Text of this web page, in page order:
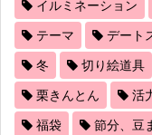
イルミネーション
テーマ デート
冬 切り絵道具
栗きんとん 活
福袋 節分、豆